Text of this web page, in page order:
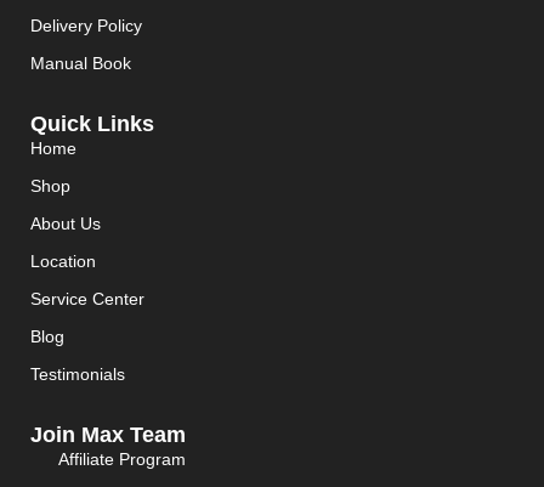
Delivery Policy
Manual Book
Quick Links
Home
Shop
About Us
Location
Service Center
Blog
Testimonials
Join Max Team
Affiliate Program